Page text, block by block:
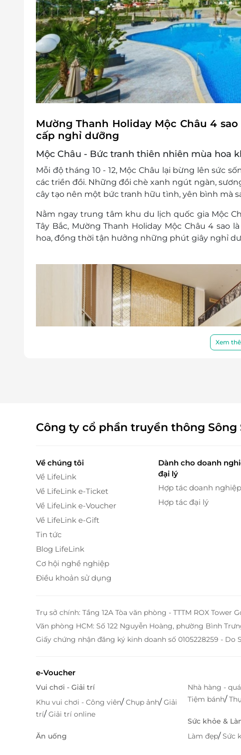
Áp dụng 01 E-Voucher/E-Coupon cho 02
Một khách hàng được mua nhiều E-
E-Voucher/E-Coupon không có giá trị quy
Không áp dụng đồng thời với chương trình
Mường Thanh Holiday Mộc Châu 4
cấp nghỉ dưỡng
Mộc Châu - Bức tranh thiên nhiên mùa hoa
Mỗi độ tháng 10 - 12, Mộc Châu lại bừng lên sức
các triền đồi. Những đồi chè xanh ngút ngàn,
cây tạo nên một bức tranh hữu tình, yên bình mà
Nằm ngay trung tâm khu du lịch quốc gia Mộc
Tây Bắc, Mường Thanh Holiday Mộc Châu 4 sao
hoa, đồng thời tận hưởng những phút giây nghỉ
Executive Suite - Không gian 70m² chạm
Điểm nhấn nổi bật nhất của Mường Thanh
Suite - lựa chọn hàng đầu của những ai mong
Với diện tích rộng tới 70m², phòng được thiết
Đông, toàn bộ sàn được trải thảm cao cấp, gồm
Xem
Công ty cổ phần truyền thông Sông
Về chúng tôi
Về LifeLink
Về LifeLink e-Ticket
Về LifeLink e-Voucher
Về LifeLink e-Gift
Tin tức
Blog LifeLink
Cơ hội nghề nghiệp
Điều khoản sử dụng
Dành cho doanh
đại lý
Hợp tác doanh nghiệp
Hợp tác đại lý
Trụ sở chính: Tầng 12A Tòa văn phòng - TTTM ROX
Văn phòng HCM: Số 122 Nguyễn Hoàng, phường Bình
Giấy chứng nhận đăng ký kinh doanh số 0105228259 - Do
e-Voucher
Vui chơi - Giải trí
Khu vui chơi - Công viên/Chụp ảnh/Giải
trí/Giải trí online
Ăn uống
Nhà hàng -
Tiệm bánh/
Sức khỏe &
Làm đẹp/Sức